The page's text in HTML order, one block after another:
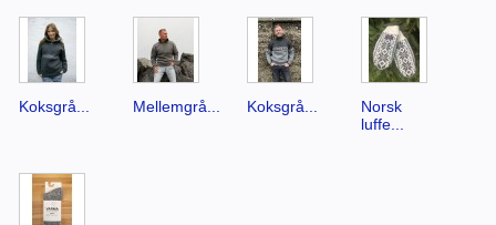
Koksgrå... Mellemgrå... Koksgrå...
Norsk
luffe...